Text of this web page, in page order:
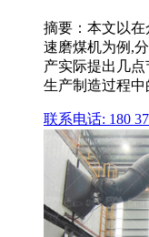
摘要：本文以
速磨煤机为例,
产实际提出几
生产制造过程中
联系电话: 180